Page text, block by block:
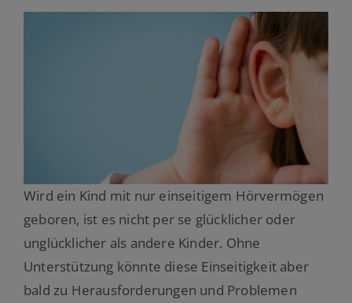
Wird ein Kind mit nur einseitigem Hörvermögen
geboren, ist es nicht per se glücklicher oder
unglücklicher als andere Kinder. Ohne
Unterstützung könnte diese Einseitigkeit aber
bald zu Herausforderungen und Problemen